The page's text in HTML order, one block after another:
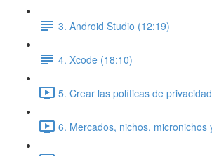
3. Android Studio (12:19)
4. Xcode (18:10)
5. Crear las políticas de
6. Mercados, nichos, micronichos